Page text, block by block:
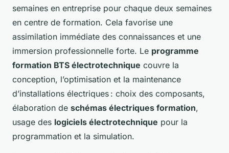
semaines en entreprise pour chaque deux semaines
en centre de formation. Cela favorise une
assimilation immédiate des connaissances et une
immersion professionnelle forte. Le programme
formation BTS électrotechnique couvre la
conception, l’optimisation et la maintenance
d’installations électriques : choix des composants,
élaboration de schémas électriques formation,
usage des logiciels électrotechnique pour la
programmation et la simulation.